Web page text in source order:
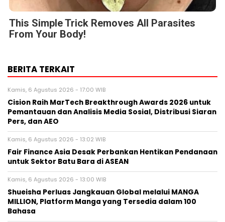
This Simple Trick Removes All Parasites
From Your Body!
BERITA TERKAIT
Kamis, 6 Agustus 2026 - 17:00 WIB
Cision Raih MarTech Breakthrough Awards 2026 untuk
Pemantauan dan Analisis Media Sosial, Distribusi Siaran
Pers, dan AEO
Kamis, 6 Agustus 2026 - 13:02 WIB
Fair Finance Asia Desak Perbankan Hentikan Pendanaan
untuk Sektor Batu Bara di ASEAN
Kamis, 6 Agustus 2026 - 13:00 WIB
Shueisha Perluas Jangkauan Global melalui MANGA
MILLION, Platform Manga yang Tersedia dalam 100
Bahasa